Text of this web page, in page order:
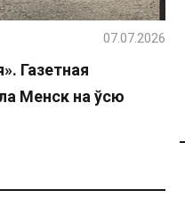
Газетная
Менск на ўсю
07.07.2026